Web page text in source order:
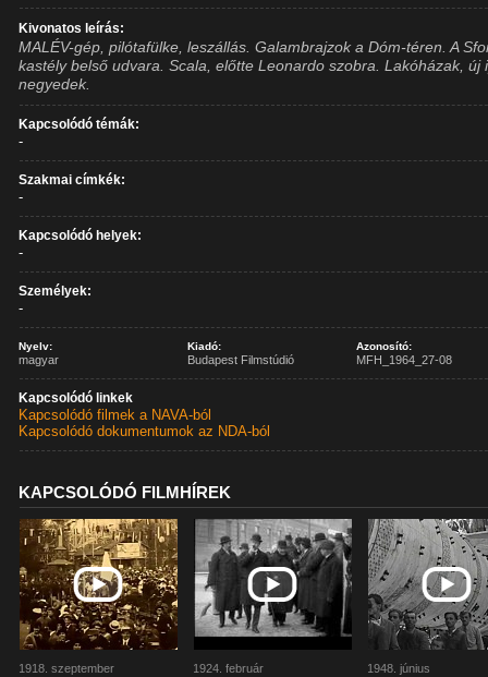
Kivonatos leírás:
MALÉV-gép, pilótafülke, leszállás. Galambrajzok a Dóm-téren. A
kastély belső udvara. Scala, előtte Leonardo szobra. Lakóházak, új
negyedek.
Kapcsolódó témák:
-
Szakmai címkék:
-
Kapcsolódó helyek:
-
Személyek:
-
Nyelv:
magyar
Kiadó:
Budapest Filmstúdió
Azonosító:
MFH_1964_27-08
Kapcsolódó linkek
Kapcsolódó filmek a NAVA-ból
Kapcsolódó dokumentumok az NDA-ból
KAPCSOLÓDÓ FILMHÍREK
1918. szeptember
1924. február
1948. június